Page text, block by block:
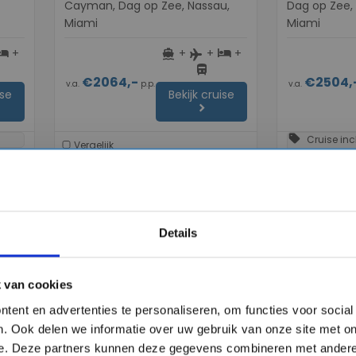
Details
van cookies
en advertenties te personaliseren, om functies voor
Ook delen we informatie over uw gebruik van onze site met
Deze partners kunnen deze gegevens combineren met
+
Cayman, Dag op Zee, Nassau,
Miami
v.a.€2064,- p.p.
directions_boat + flight + hotel +
directions_bus
Bekijk cruise
chevron_right
Vergelijk
Dag op
Miami
v.a.
sell Cruise
Sea
chevron_right chevron_right